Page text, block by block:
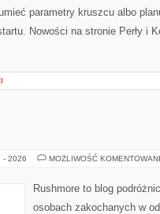
parametry kruszcu albo
Nowości na stronie Perły i
- 2026 MOŻLIWOŚĆ
Rushmore to blog
osobach zakochanych w